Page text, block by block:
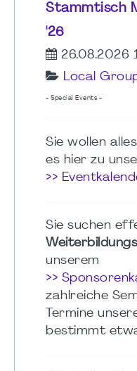
Stammtisch
'26
26.08.2026
Local
- Special Events -
Sie wollen
es hier zu
>>
Sie suchen
unserem
>>
zahlreiche
Termine
bestimmt